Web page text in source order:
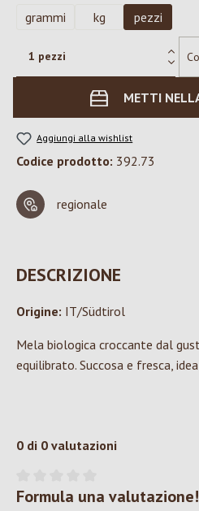
grammi
kg pezzi
METTI
Aggiungi alla wishlist
Codice prodotto: 392.73
regionale
DESCRIZIONE
Origine: IT/Südtirol
Mela biologica croccante dal
equilibrato. Succosa e fresca,
0 di 0 valutazioni
Valutazione media di 0 su 5 stelle
Formula una valutazione!